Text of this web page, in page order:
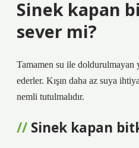
Sinek kapan
sever mi?
Tamamen su ile doldurulmayan
ederler. Kışın daha az suya
nemli tutulmalıdır.
Sinek kapan